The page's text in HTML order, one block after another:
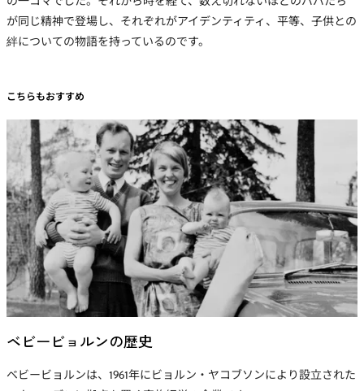
が同じ精神で登場し、それぞれがアイデンティティ、平等、子供との
絆についての物語を持っているのです。
こちらもおすすめ
ベビービョルンの歴史
ベビービョルンは、1961年にビョルン・ヤコブソンにより設立された